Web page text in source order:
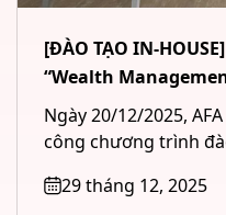
[ĐÀO TẠO IN-
“Wealth
Quản lý tài sản đầu
khoán MB (MBS) tại
Ngày 20/12/2025,
công chương trình
29 tháng 12, 2025